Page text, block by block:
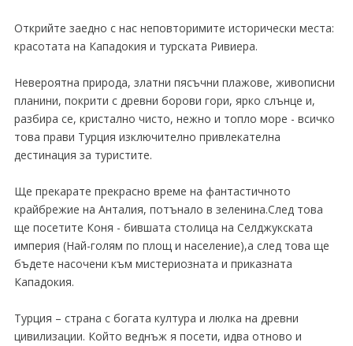
Открийте заедно с нас неповторимите исторически места:
красотата на Кападокия и турската Ривиера.
Невероятна природа, златни пясъчни плажове, живописни
планини, покрити с древни борови гори, ярко слънце и,
разбира се, кристално чисто, нежно и топло море - всичко
това прави Турция изключително привлекателна
дестинация за туристите.
Ще прекарате прекрасно време на фантастичното
крайбрежие на Анталия, потънало в зеленина.След това
ще посетите Коня - бившата столица на Селджукската
империя (Най-голям по площ и население),а след това ще
бъдете насочени към мистериозната и приказната
Кападокия.
Турция – страна с богата култура и люлка на древни
цивилизации. Който веднъж я посети, идва отново и